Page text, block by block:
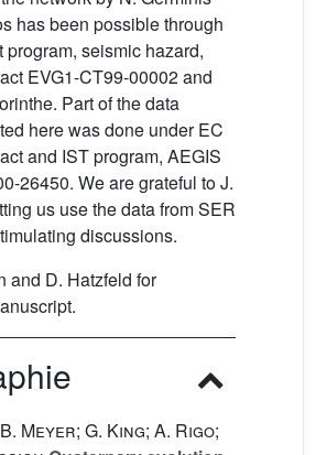
has been possible through
program, seismic hazard,
EVG1-CT99-00002 and
Part of the data
here was done under EC
and IST program, AEGIS
26450. We are grateful to J.
us use the data from SER
discussions.
and D. Hatzfeld for
Meyer; G. King; A. Rigo;